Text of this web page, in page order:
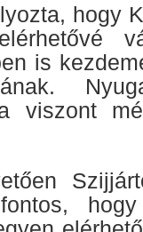
hogy
is
viszont
hogy